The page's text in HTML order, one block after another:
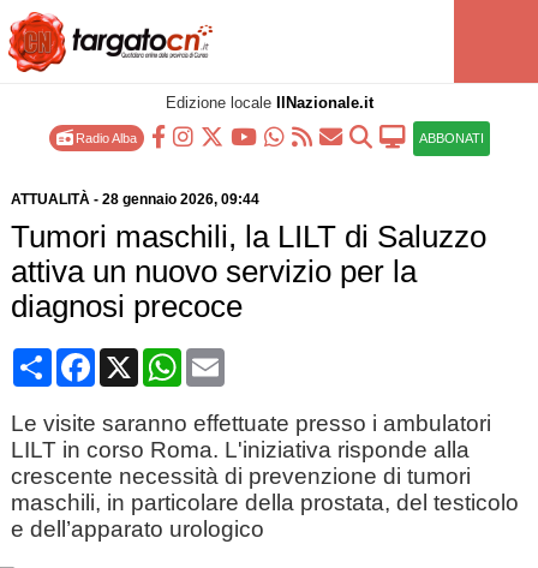
Edizione locale IlNazionale.it
Radio Alba ABBONATI
ATTUALITÀ- 28 gennaio 2026, 09:44
Tumori maschili, la LILT di Saluzzo
attiva un nuovo servizio per la
diagnosi precoce
CondividiFacebook
X WhatsApp
Email
Le visite saranno effettuate presso i ambulatori
LILT in corso Roma. L'iniziativa risponde alla
crescente necessità di prevenzione di tumori
maschili, in particolare della prostata, del testicolo
e dell’apparato urologico